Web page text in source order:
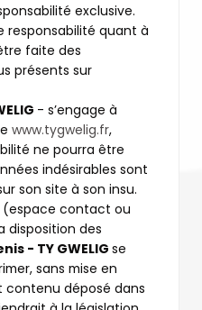
exclusive.
responsabilité quant à
faite des
présents sur
- s’engage à
www.tygwelig.fr,
ne pourra être
indésirables sont
son site à son insu.
(espace contact ou
disposition des
- TY GWELIGse
sans mise en
contenu déposé dans